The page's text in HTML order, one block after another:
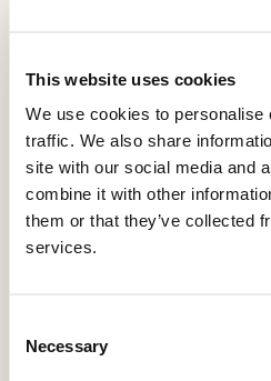
This website uses cookies
We use cookies to personalise
traffic. We also share
site with our social media and
combine it with other
them or that they’ve collected
services.
Selection
Necessary